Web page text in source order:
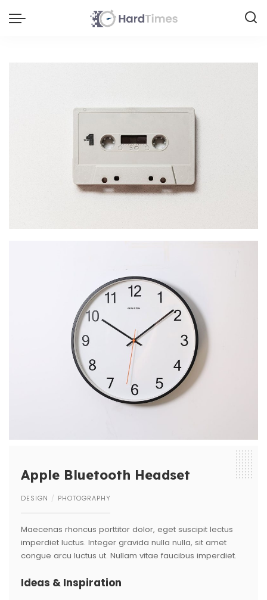
Apple Bluetooth Headset
DESIGN PHOTOGRAPHY
Maecenas rhoncus porttitor dolor, eget suscipit lectus
imperdiet luctus. Integer gravida nulla nulla, sit amet
congue arcu luctus ut. Nullam vitae faucibus imperdiet.
Ideas & Inspiration